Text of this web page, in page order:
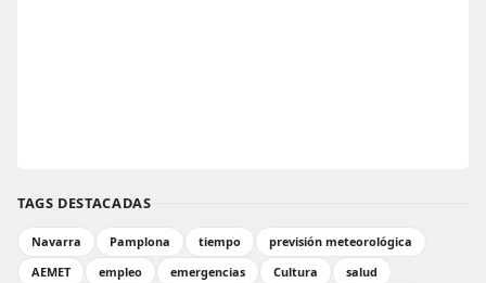
TAGS DESTACADAS
Navarra Pamplona tiempo
previsión meteorológica
AEMET
empleo emergencias Cultura
salud